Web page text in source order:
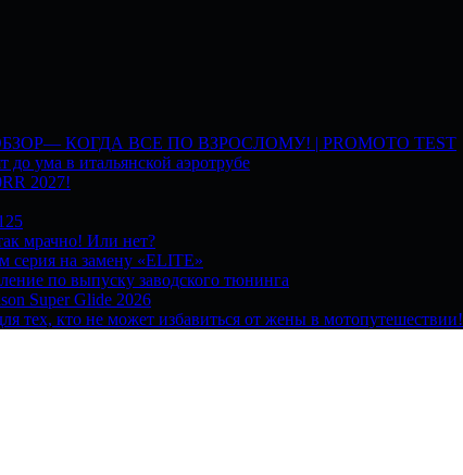
ОБЗОР— КОГДА ВСЕ ПО ВЗРОСЛОМУ! | PROMOTO TEST
ума в итальянской аэротрубе
2027!
мрачно! Или нет?
серия на замену «ELITE»
по выпуску заводского тюнинга
Super Glide 2026
тех, кто не может избавиться от жены в мотопутешествии!